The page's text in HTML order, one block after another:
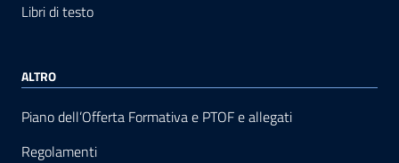
Libri di testo
ALTRO
Piano dell’Offerta Formativa e PTOF e allegati
Regolamenti